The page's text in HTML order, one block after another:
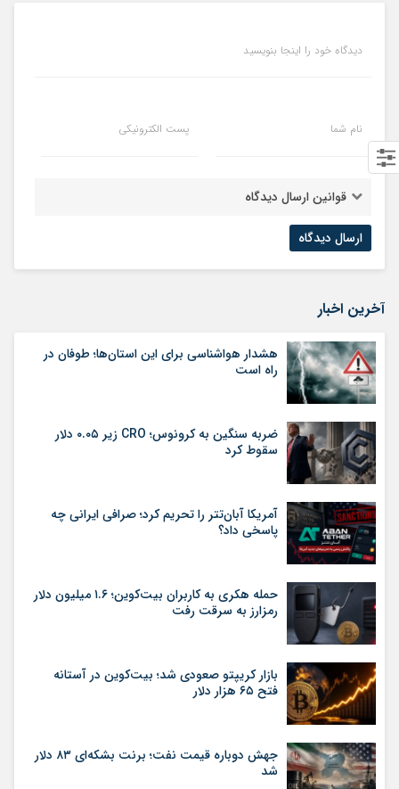
دیدگاه خود را اینجا بنویسید
نام شما پست الکترونیکی
قوانین ارسال دیدگاه
آخرین اخبار
هشدار هواشناسی برای این استان‌ها؛ طوفان در
راه است
ضربه سنگین به کرونوس؛ CRO زیر ۰.۰۵ دلار
سقوط کرد
آمریکا آبان‌تتر را تحریم کرد؛ صرافی ایرانی چه
پاسخی داد؟
حمله هکری به کاربران بیت‌کوین؛ ۱.۶ میلیون دلار
رمزارز به سرقت رفت
بازار کریپتو صعودی شد؛ بیت‌کوین در آستانه
فتح ۶۵ هزار دلار
جهش دوباره قیمت نفت؛ برنت بشکه‌ای ۸۳ دلار
شد